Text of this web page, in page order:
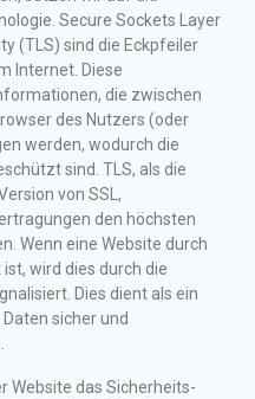
Secure Sockets Layer
(TLS) sind die Eckpfeiler
Internet. Diese
die zwischen
des Nutzers (oder
werden, wodurch die
sind. TLS, als die
von SSL,
den höchsten
Wenn eine Website durch
wird dies durch die
Dies dient als ein
sicher und
Website das Sicherheits-